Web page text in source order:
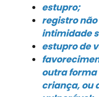
estupro;
registro
intimidade
estupro de
outra forma
criança, ou